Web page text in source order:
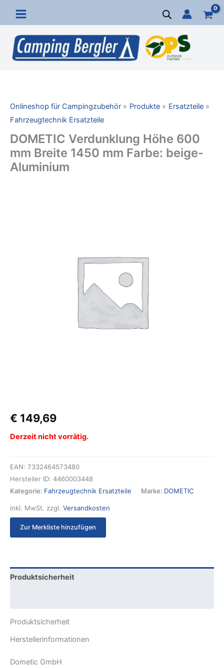
Inhalt
springen
Onlineshop für Campingzubehör Produkte
Ersatzteile
Fahrzeugtechnik Ersatzteile
DOMETIC Verdunklung Höhe 600
mm Breite 1450 mm Farbe: beige-
Aluminium
€ 149,69
Derzeit nicht vorrätig.
EAN: 7332464573480
Hersteller ID: 4460003448
Kategorie: Fahrzeugtechnik Ersatzteile Marke: DOMETIC
inkl. MwSt. zzgl. Versandkosten
Zur Merkliste hinzufügen
Produktsicherheit
Produktsicherheit
Herstellerinformationen
Dometic GmbH